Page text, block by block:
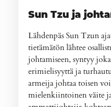
Sun Tzu ja
Lähdenpäs Sun Tzun
tietämätön lähtee
johtamiseen, syntyy
erimielisyyttä ja
armeija johtaa toisen
mielenkiintoinen väite